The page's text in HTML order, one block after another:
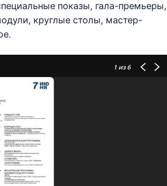
показы, гала-премьеры,
круглые столы, мастер-
1из 6